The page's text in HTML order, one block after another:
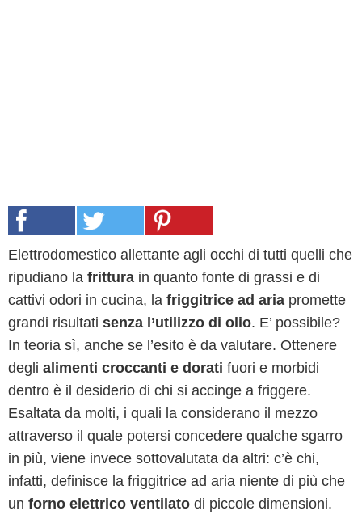
Elettrodomestico allettante agli occhi di tutti quelli che
ripudiano la frittura in quanto fonte di grassi e di
cattivi odori in cucina, la friggitrice ad aria promette
grandi risultati senza l’utilizzo di olio. E’ possibile?
In teoria sì, anche se l’esito è da valutare. Ottenere
degli alimenti croccanti e dorati fuori e morbidi
dentro è il desiderio di chi si accinge a friggere.
Esaltata da molti, i quali la considerano il mezzo
attraverso il quale potersi concedere qualche sgarro
in più, viene invece sottovalutata da altri: c’è chi,
infatti, definisce la friggitrice ad aria niente di più che
un forno elettrico ventilato di piccole dimensioni.